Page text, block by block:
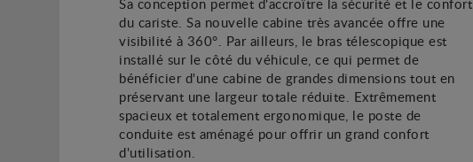
du cariste. Sa nouvelle cabine très avancée offre une
visibilité à 360°. Par ailleurs, le bras télescopique est
installé sur le côté du véhicule, ce qui permet de
bénéficier d'une cabine de grandes dimensions tout en
préservant une largeur totale réduite. Extrêmement
spacieux et totalement ergonomique, le poste de
conduite est aménagé pour offrir un grand confort
d'utilisation.